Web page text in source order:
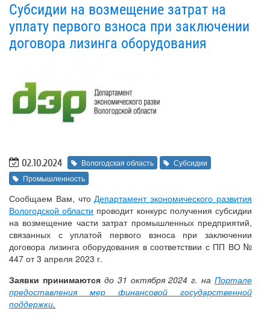
Субсидии на возмещение затрат на
уплату первого взноса при заключении
договора лизинга оборудования
02.10.2024 Вологодская область
Субсидии
Промышленность
Сообщаем Вам, что Департамент экономического развития
Вологодской области проводит конкурс получения субсидии
на возмещение части затрат промышленных предприятий,
связанных с уплатой первого взноса при заключении
договора лизинга оборудования в соответствии с ПП ВО №
447 от 3 апреля 2023 г.
Заявки принимаютсядо 31 октября 2024 г. на Портале
предоставления мер финансовой государственной
поддержки.